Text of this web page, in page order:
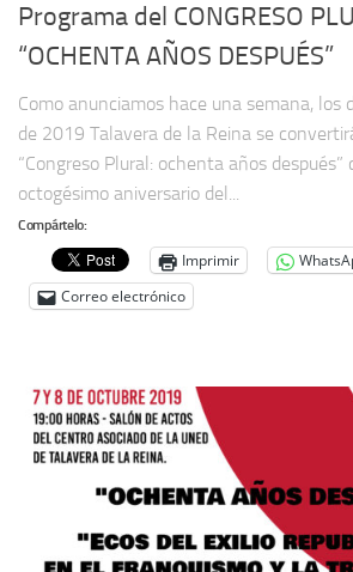
Programa del CONGRESO
“OCHENTA AÑOS DESPUÉS”
Como anunciamos hace una semana, los
de 2019 Talavera de la Reina se
“Congreso Plural: ochenta años después”
octogésimo aniversario del...
Compártelo:
Imprimir
Correo electrónico